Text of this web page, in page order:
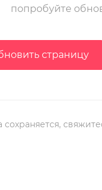
попробуйте
страницу
сохраняется,